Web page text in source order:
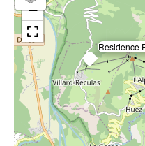
Residence
−